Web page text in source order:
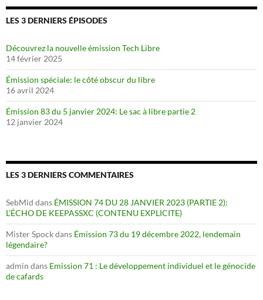
LES 3 DERNIERS ÉPISODES
Découvrez la nouvelle émission Tech Libre
14 février 2025
Émission spéciale: le côté obscur du libre
16 avril 2024
Émission 83 du 5 janvier 2024: Le sac à libre partie 2
12 janvier 2024
LES 3 DERNIERS COMMENTAIRES
SebMid dans ÉMISSION 74 DU 28 JANVIER 2023 (PARTIE 2):
L’ÉCHO DE KEEPASSXC (CONTENU EXPLICITE)
Mister Spockdans Émission 73 du 19 décembre 2022, lendemain
légendaire?
admin dans Emission 71 : Le développement individuel et le génocide
de cafards